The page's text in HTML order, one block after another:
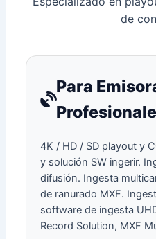
de
Para
4K / HD / SD playout y
y solución SW ingerir.
difusión. Ingesta
de ranurado MXF.
software de ingesta
Record Solution, MXF